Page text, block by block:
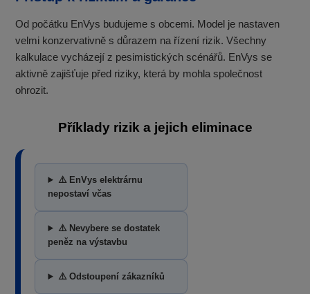
Od počátku EnVys budujeme s obcemi. Model je nastaven
velmi konzervativně s důrazem na řízení rizik. Všechny
kalkulace vycházejí z pesimistických scénářů. EnVys se
aktivně zajišťuje před riziky, která by mohla společnost
ohrozit.
Příklady rizik a jejich eliminace
⚠️ EnVys elektrárnu
nepostaví včas
⚠️ Nevybere se dostatek
peněz na výstavbu
⚠️ Odstoupení zákazníků